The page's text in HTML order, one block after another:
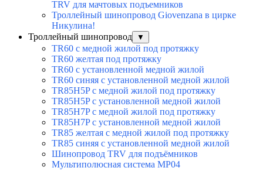
TRV для мачтовых подъемников
Троллейный шинопровод Giovenzana в цирке
Никулина!
Троллейный шинопровод
▼
TR60 с медной жилой под протяжку
TR60 желтая под протяжку
TR60 с установленной медной жилой
TR60 синяя с установленной медной жилой
TR85H5P с медной жилой под протяжку
TR85H5P с установленной медной жилой
TR85H7P с медной жилой под протяжку
TR85H7P с установленной медной жилой
TR85 желтая с медной жилой под протяжку
TR85 синяя с установленной медной жилой
Шинопровод TRV для подъёмников
Мультиполюсная система MP04